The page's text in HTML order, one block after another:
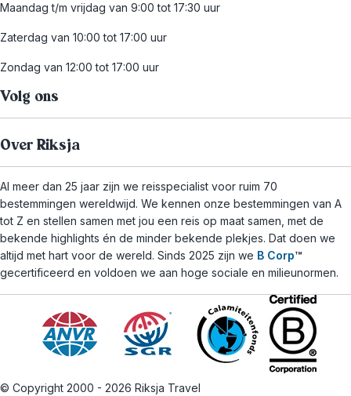
Maandag t/m vrijdag van 9:00 tot 17:30 uur
Zaterdag van 10:00 tot 17:00 uur
Zondag van 12:00 tot 17:00 uur
Volg ons
Over Riksja
Al meer dan 25 jaar zijn we reisspecialist voor ruim 70
bestemmingen wereldwijd. We kennen onze bestemmingen van A
tot Z en stellen samen met jou een reis op maat samen, met de
bekende highlights én de minder bekende plekjes. Dat doen we
altijd met hart voor de wereld. Sinds 2025 zijn we B Corp™
gecertificeerd en voldoen we aan hoge sociale en milieunormen.
© Copyright 2000 - 2026 Riksja Travel